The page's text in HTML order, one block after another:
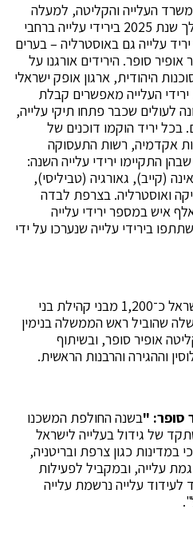
העלייה והקליטה, למעלה
מ־20 אלף איש השתתפו במהלך שנת 2025 בירידי עלייה ברחבי
עלייה גם באוסטרליה – בערים
סופר. הירידים אורגנו על
היהודית, ארגון אופק ישראלי
העלייה מאפשרים קבלת
לעולים שכבר פתחו תיקי עלייה,
בכל יריד הוקמו דוכנים של
אקדמיה, רשות התעסוקה
התקיימו ירידי עלייה השנה:
(קייב), גאורגיה (טביליסי),
ואוסטרליה. בצרפת לבדה
השנה למעלה מ־13 אלף איש במספר ירידי עלייה
בירידי עלייה שנערכו על ידי
בשנת 2026 צפויים לעלות לישראל כ־1,200 מבני קהילת בני
שהוביל ראש הממשלה בנימין
אופיר סופר, ובשיתוף
וההגירה והרבנות הראשית.
סופר: "בשנה החולפת המשכנו
של גידול בעלייה לישראל
במדינות כגון צרפת ובריטניה,
עלייה, ובמקביל לפעילות
עלייה נרשמת עלייה